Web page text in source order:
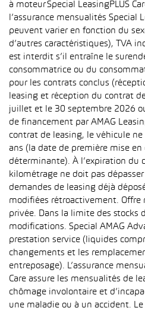
à moteur Special LeasingPLUS
l’assurance mensualités Special
peuvent varier en fonction du
d’autres caractéristiques), TVA
est interdit s’il entraîne le
consommatrice ou du
pour les contrats conclus
leasing et réception du contrat
juillet et le 30 septembre 2026
de financement par AMAG
contrat de leasing, le véhicule
ans (la date de première mise en
déterminante). À l’expiration du
kilométrage ne doit pas
demandes de leasing déjà
modifiées rétroactivement. Offre
privée. Dans la limite des stocks
modifications. Special AMAG
prestation service (liquides
changements et les
entreposage). L’assurance
Care assure les mensualités de
chômage involontaire et
une maladie ou à un accident.